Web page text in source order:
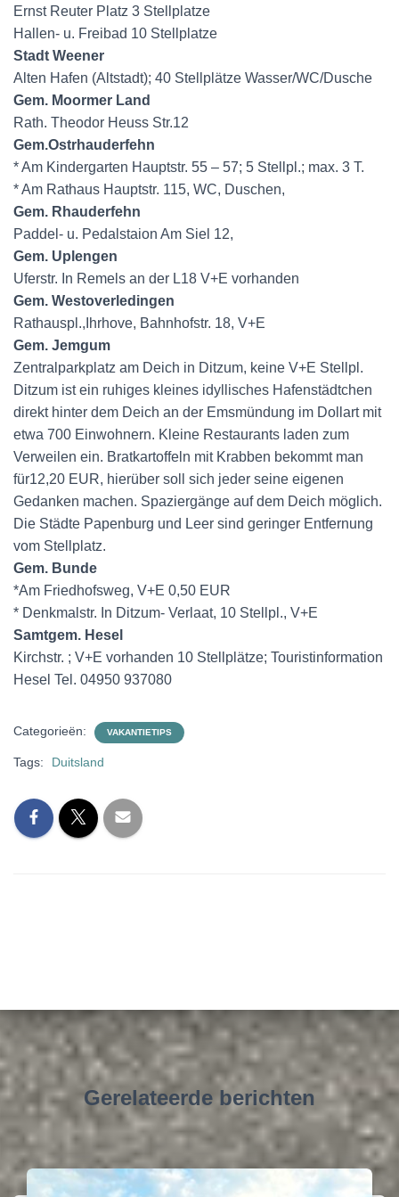
Ernst Reuter Platz 3 Stellplatze
Hallen- u. Freibad 10 Stellplatze
Stadt Weener
Alten Hafen (Altstadt); 40 Stellplätze Wasser/WC/Dusche
Gem. Moormer Land
Rath. Theodor Heuss Str.12
Gem.Ostrhauderfehn
* Am Kindergarten Hauptstr. 55 – 57; 5 Stellpl.; max. 3 T.
* Am Rathaus Hauptstr. 115, WC, Duschen,
Gem. Rhauderfehn
Paddel- u. Pedalstaion Am Siel 12,
Gem. Uplengen
Uferstr. In Remels an der L18 V+E vorhanden
Gem. Westoverledingen
Rathauspl.,Ihrhove, Bahnhofstr. 18, V+E
Gem. Jemgum
Zentralparkplatz am Deich in Ditzum, keine V+E Stellpl.
Ditzum ist ein ruhiges kleines idyllisches Hafenstädtchen
direkt hinter dem Deich an der Emsmündung im Dollart mit
etwa 700 Einwohnern. Kleine Restaurants laden zum
Verweilen ein. Bratkartoffeln mit Krabben bekommt man
für12,20 EUR, hierüber soll sich jeder seine eigenen
Gedanken machen. Spaziergänge auf dem Deich möglich.
Die Städte Papenburg und Leer sind geringer Entfernung
vom Stellplatz.
Gem. Bunde
*Am Friedhofsweg, V+E 0,50 EUR
* Denkmalstr. In Ditzum- Verlaat, 10 Stellpl., V+E
Samtgem. Hesel
Kirchstr. ; V+E vorhanden 10 Stellplätze; Touristinformation
Hesel Tel. 04950 937080
Categorieën: VAKANTIETIPS
Tags: Duitsland
Gerelateerde berichten